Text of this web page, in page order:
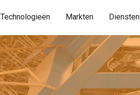
Technologieën Markten Diensten